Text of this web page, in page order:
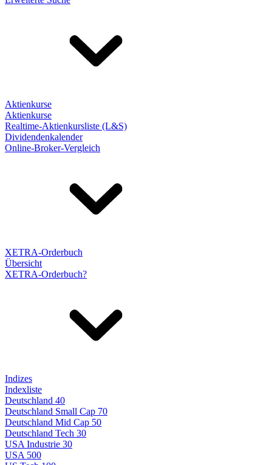
Aktienkurse
Aktienkurse
Realtime-Aktienkursliste (L&S)
Dividendenkalender
Online-Broker-Vergleich
XETRA-Orderbuch
Übersicht
XETRA-Orderbuch?
Indizes
Indexliste
Deutschland 40
Deutschland Small Cap 70
Deutschland Mid Cap 50
Deutschland Tech 30
USA Industrie 30
USA 500